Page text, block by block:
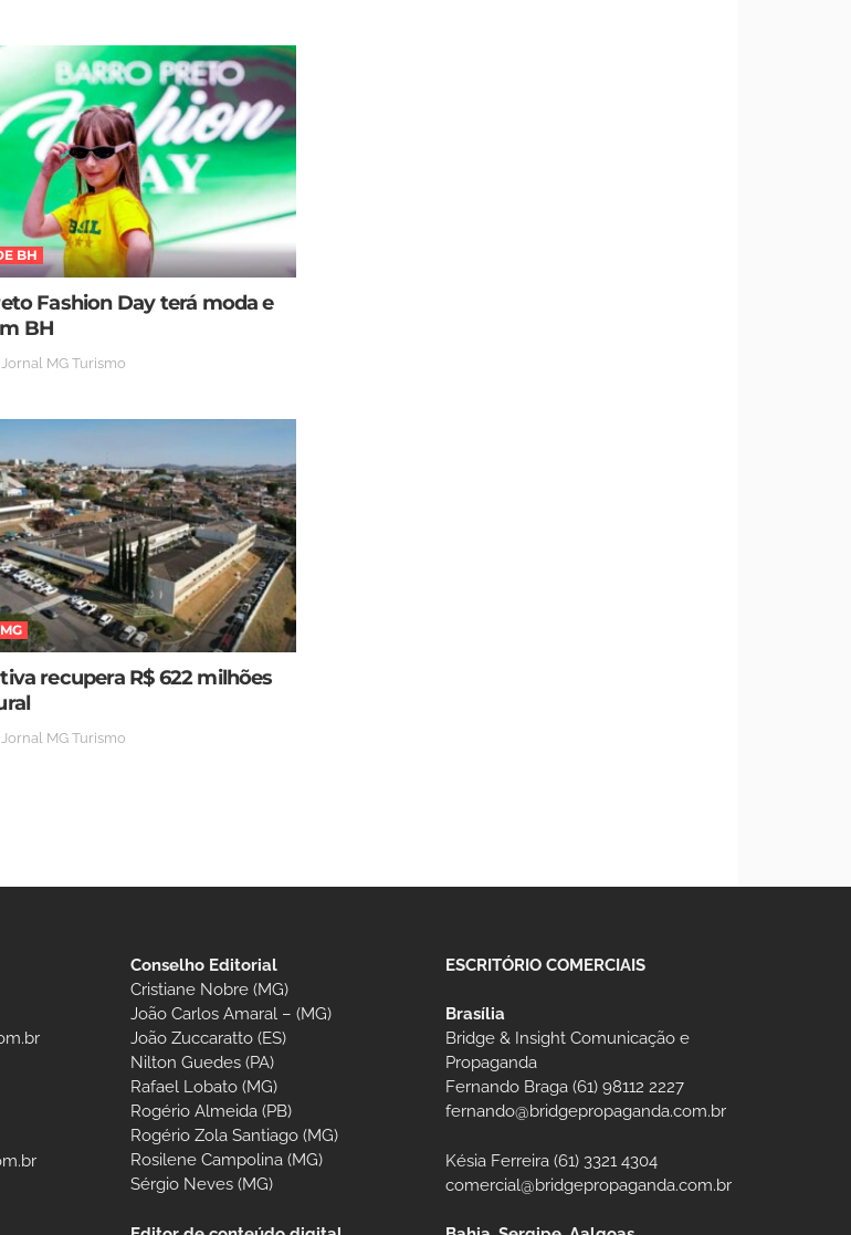
BH
Fashion Day terá moda e
BH
MG Turismo
recupera R$ 622 milhões
MG Turismo
Conselho Editorial
Cristiane Nobre (MG)
João Carlos Amaral – (MG)
João Zuccaratto (ES)
Nilton Guedes (PA)
Rafael Lobato (MG)
Rogério Almeida (PB)
Rogério Zola Santiago (MG)
Rosilene Campolina (MG)
Sérgio Neves (MG)
ESCRITÓRIO COMERCIAIS
Brasília
Bridge & Insight Comunicação e
Propaganda
Fernando Braga (61) 98112 2227
fernando@bridgepropaganda.com.br
Késia Ferreira (61) 3321 4304
comercial@bridgepropaganda.com.br